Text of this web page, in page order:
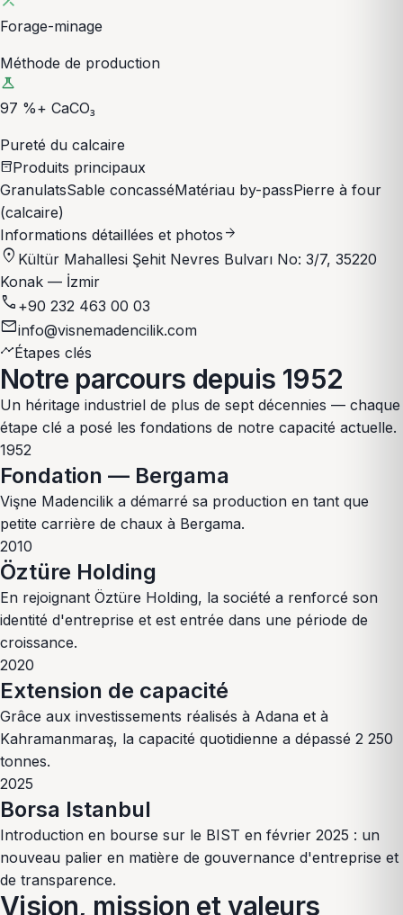
Forage-minage
Méthode de production
science
97 %+ CaCO₃
Pureté du calcaire
inventory_2Produits principaux
GranulatsSable concasséMatériau by-passPierre à four
(calcaire)
Informations détaillées et photos arrow_forward
location_on Kültür Mahallesi Şehit Nevres Bulvarı No: 3/7, 35220
Konak — İzmir
phone +90 232 463 00 03
emailinfo@visnemadencilik.com
timelineÉtapes clés
Notre parcours depuis 1952
Un héritage industriel de plus de sept décennies — chaque
étape clé a posé les fondations de notre capacité actuelle.
1952
Fondation — Bergama
Vişne Madencilik a démarré sa production en tant que
petite carrière de chaux à Bergama.
2010
Öztüre Holding
En rejoignant Öztüre Holding, la société a renforcé son
identité d'entreprise et est entrée dans une période de
croissance.
2020
Extension de capacité
Grâce aux investissements réalisés à Adana et à
Kahramanmaraş, la capacité quotidienne a dépassé 2 250
tonnes.
2025
Borsa Istanbul
Introduction en bourse sur le BIST en février 2025 : un
nouveau palier en matière de gouvernance d'entreprise et
de transparence.
Vision, mission et valeurs